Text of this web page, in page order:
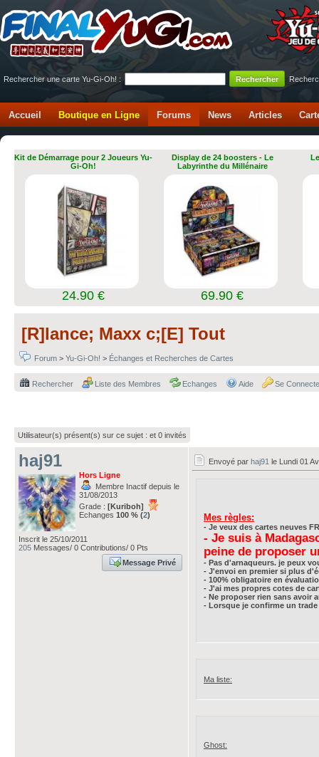
Rechercher une carte Yu-Gi-Oh! :
Accueil Boutique en Ligne Forums News Articles
Kit de Démarrage pour 2 Joueurs Yu-
Gi-Oh!
24.90 €
Display de 24 boosters - Le
Labyrinthe du Millénaire
69.90 €
[R]lance; Maxx c;[E] Tout
Forum > Yu-Gi-Oh! > Échanges et Recherches de Cartes
Rechercher Liste des Membres Echanges Aide Se
Utilisateur(s) présent(s) sur ce sujet : et 0 invités
haj91
Hors Ligne
Membre Inactif depuis le
31/08/2013
Grade : [Kuriboh]
Echanges 100 % (2)
Inscrit le 25/10/2011
205 Messages/ 0 Contributions/ 0 Pts
Message Privé
Envoyé par haj91 le Lundi 01
Mes règles:
- Je veux des cartes neuves
- Je suis à
peine de proposer
- Pas d'arnaqueurs. je peux
- J'envoi en premier si plus
- 100% obligatoire en
- J'ai mes propres cotes de
- Ne proposer rien sans avoir
- Lorsque je confirme un
Ma liste:
Ghost: